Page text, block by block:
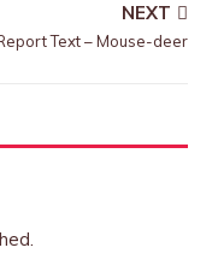
NEXT
Text – Mouse-deer